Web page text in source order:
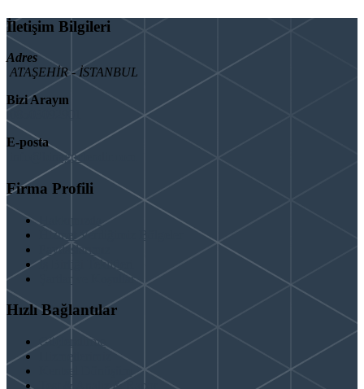
İletişim Bilgileri
Adres
ATAŞEHİR - İSTANBUL
Bizi Arayın
E-posta
info@binaguclendir.com
Firma Profili
Hakkımızda
Hizmet Verdiğimiz Bölgeler
Paydaşlarımız
İş Birliği Teklifleri
Şartlar ve Koşullar
Hızlı Bağlantılar
Güçlendirme
Hizmetlerimiz
Test & Analiz & Rapor